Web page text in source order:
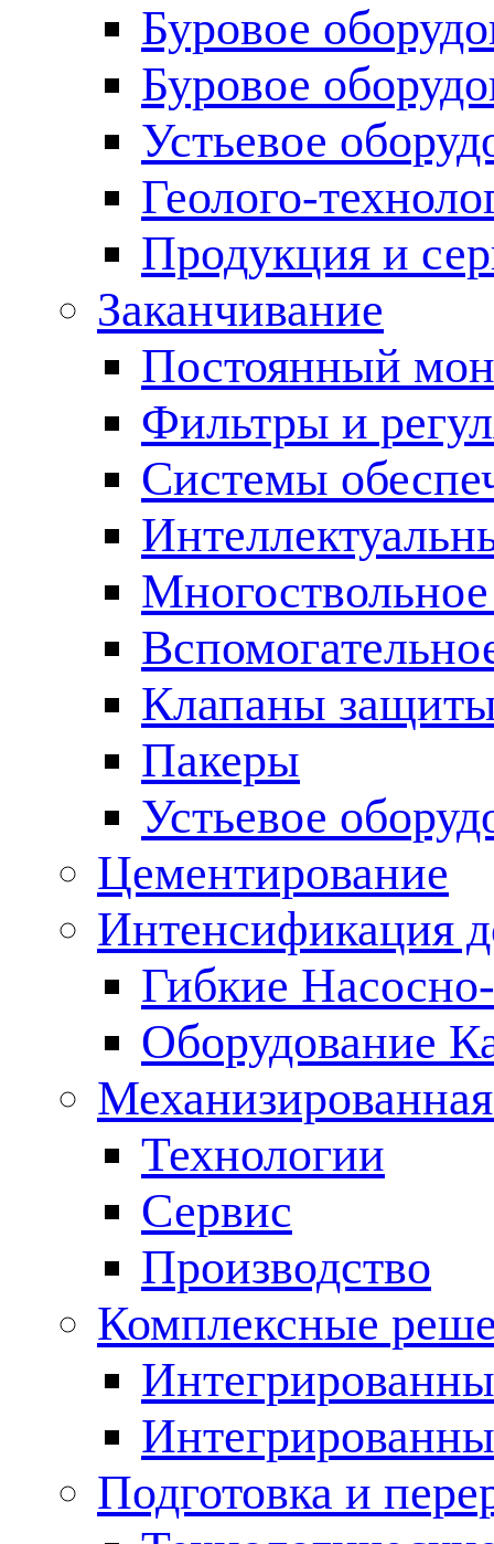
Буровое
Буровое
Устьевое
Геолого-
Продукция и
Заканчивание
Постоянный
Фильтры и
Cистемы
Клапаны
Пакеры
Устьевое
Цементирование
Интенсификация
Гибкие
Оборудование
Технологии
Сервис
Производство
Комплексные
Подготовка и